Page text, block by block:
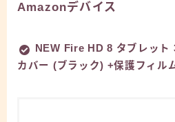
Amazonデバイス
NEW Fire HD 8 タブレット
カバー (ブラック) +保護フィル